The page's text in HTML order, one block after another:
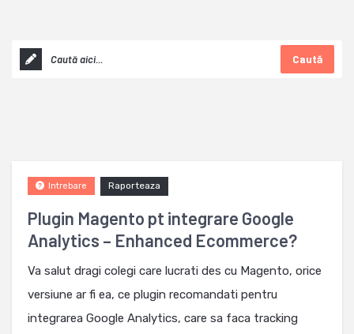
Caută
Plugin Magento pt integrare Google
Analytics – Enhanced Ecommerce?
Raporteaza
Intrebare
Va salut dragi colegi care lucrati des cu Magento, orice
versiune ar fi ea, ce plugin recomandati pentru
integrarea Google Analytics, care sa faca tracking